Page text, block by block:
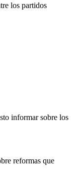
los partidos
informar sobre los
reformas que